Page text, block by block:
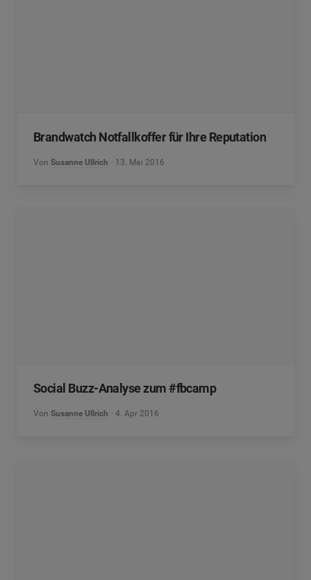
Brandwatch Notfallkoffer für Ihre Reputation
Von Susanne Ullrich 13. Mai 2016
Social Buzz-Analyse zum #fbcamp
Von Susanne Ullrich 4. Apr 2016